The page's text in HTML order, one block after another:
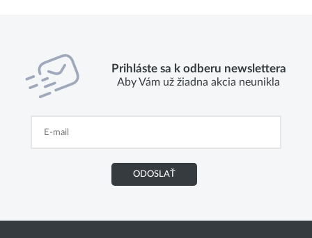
Prihláste sa k odberu newslettera
Aby Vám už žiadna akcia neunikla
ODOSLAŤ